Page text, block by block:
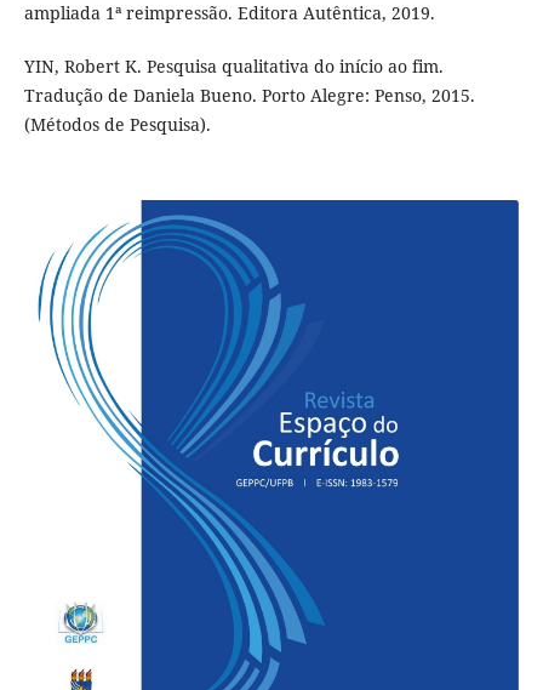
ampliada 1ª reimpressão. Editora Autêntica, 2019.
YIN, Robert K. Pesquisa qualitativa do início ao fim.
Tradução de Daniela Bueno. Porto Alegre: Penso, 2015.
(Métodos de Pesquisa).